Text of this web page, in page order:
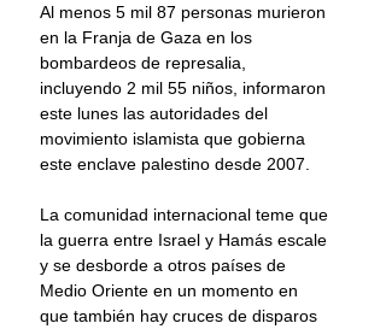
Al menos 5 mil 87 personas murieron
en la Franja de Gaza en los
bombardeos de represalia,
incluyendo 2 mil 55 niños, informaron
este lunes las autoridades del
movimiento islamista que gobierna
este enclave palestino desde 2007.
La comunidad internacional teme que
la guerra entre Israel y Hamás escale
y se desborde a otros países de
Medio Oriente en un momento en
que también hay cruces de disparos